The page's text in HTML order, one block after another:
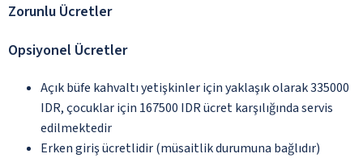
Zorunlu Ücretler
Opsiyonel Ücretler
Açık büfe kahvaltı yetişkinler için yaklaşık olarak 335000
IDR, çocuklar için 167500 IDR ücret karşılığında servis
edilmektedir
Erken giriş ücretlidir (müsaitlik durumuna bağlıdır)